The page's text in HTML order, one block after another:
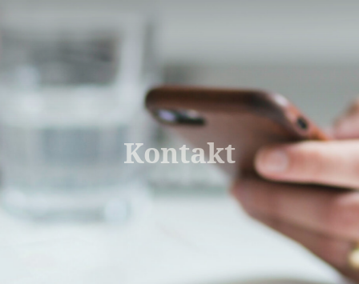
Håndverk
VM Interiørdesign
Kontakt